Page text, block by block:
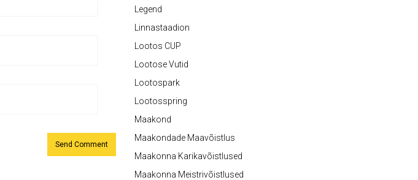
Legend
Linnastaadion
Lootos CUP
Lootose Vutid
Lootospark
Lootosspring
Maakond
Maakondade Maavõistlus
Maakonna Karikavõistlused
Maakonna Meistrivõistlused